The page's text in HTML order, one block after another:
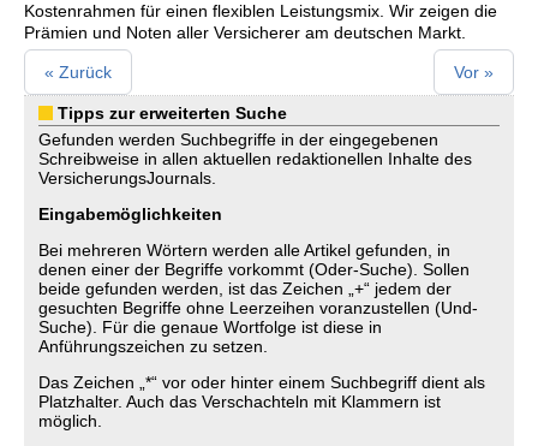
Kostenrahmen für einen flexiblen Leistungsmix. Wir zeigen die
Prämien und Noten aller Versicherer am deutschen Markt.
« Zurück Vor »
Tipps zur erweiterten Suche
Gefunden werden Suchbegriffe in der eingegebenen
Schreibweise in allen aktuellen redaktionellen Inhalte des
VersicherungsJournals.
Eingabemöglichkeiten
Bei mehreren Wörtern werden alle Artikel gefunden, in
denen einer der Begriffe vorkommt (Oder-Suche). Sollen
beide gefunden werden, ist das Zeichen „+“ jedem der
gesuchten Begriffe ohne Leerzeihen voranzustellen (Und-
Suche). Für die genaue Wortfolge ist diese in
Anführungszeichen zu setzen.
Das Zeichen „*“ vor oder hinter einem Suchbegriff dient als
Platzhalter. Auch das Verschachteln mit Klammern ist
möglich.